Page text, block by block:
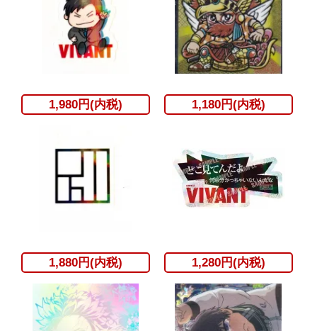
1,980円(内税) 1,180円(内税)
1,880円(内税) 1,280円(内税)